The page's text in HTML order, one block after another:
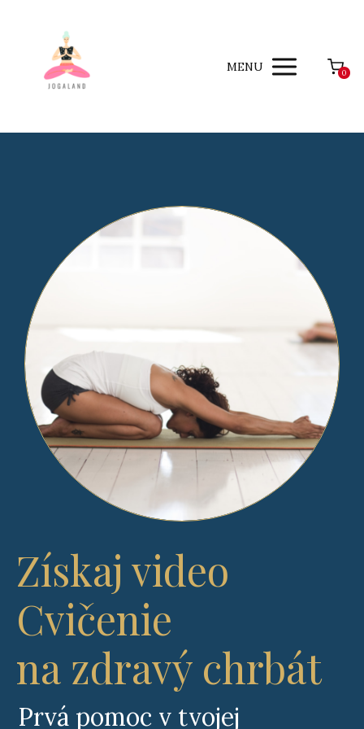
MENU 0
Získaj video
Cvičenie
na zdravý chrbát
Prvá pomoc v tvojej